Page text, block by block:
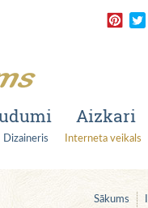
Aizkari
Dizaineris Interneta veikals
Sākums